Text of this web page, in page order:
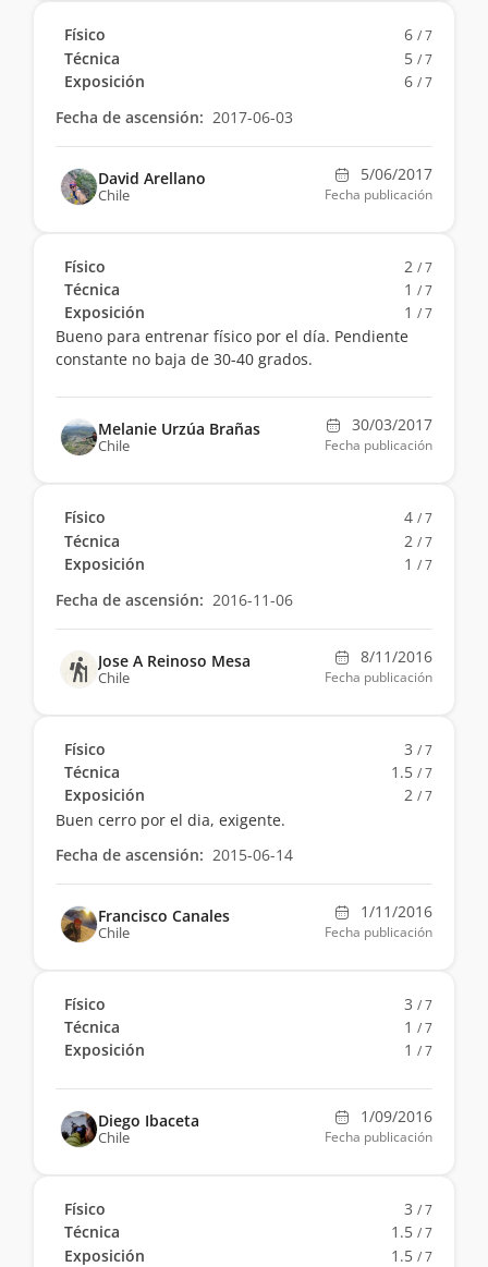
Físico 6 / 7
Técnica 5 / 7
Exposición 6 / 7
Fecha de ascensión: 2017-06-03
David Arellano
Chile
5/06/2017
Fecha publicación
Físico 2 / 7
Técnica 1 / 7
Exposición 1 / 7
Bueno para entrenar físico por el día. Pendiente
constante no baja de 30-40 grados.
Melanie Urzúa Brañas
Chile
30/03/2017
Fecha publicación
Físico 4 / 7
Técnica 2 / 7
Exposición 1 / 7
Fecha de ascensión: 2016-11-06
Jose A Reinoso Mesa
Chile
8/11/2016
Fecha publicación
Físico 3 / 7
Técnica 1.5 / 7
Exposición 2 / 7
Buen cerro por el dia, exigente.
Fecha de ascensión: 2015-06-14
Francisco Canales
Chile
1/11/2016
Fecha publicación
Físico 3 / 7
Técnica 1 / 7
Exposición 1 / 7
Diego Ibaceta
Chile
1/09/2016
Fecha publicación
Físico 3 / 7
Técnica 1.5 / 7
Exposición 1.5 / 7